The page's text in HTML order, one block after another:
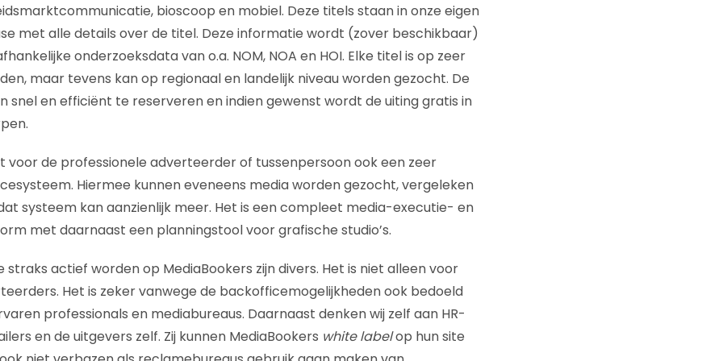
bioscoop en mobiel. Deze titels staan in onze eigen
met alle details over de titel. Deze informatie wordt (zover beschikbaar)
onderzoeksdata van o.a. NOM, NOA en HOI. Elke titel is op zeer
maar tevens kan op regionaal en landelijk niveau worden gezocht. De
snel en efficiënt te reserveren en indien gewenst wordt de uiting gratis in
voor de professionele adverteerder of tussenpersoon ook een zeer
Hiermee kunnen eveneens media worden gezocht, vergeleken
systeem kan aanzienlijk meer. Het is een compleet media-executie- en
met daarnaast een planningstool voor grafische studio’s.
straks actief worden op MediaBookers zijn divers. Het is niet alleen voor
Het is zeker vanwege de backofficemogelijkheden ook bedoeld
professionals en mediabureaus. Daarnaast denken wij zelf aan HR-
en de uitgevers zelf. Zij kunnen MediaBookers white labelop hun site